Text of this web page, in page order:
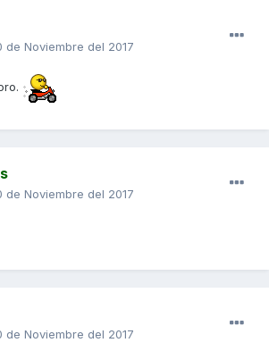
de Noviembre del 2017
de Noviembre del 2017
de Noviembre del 2017